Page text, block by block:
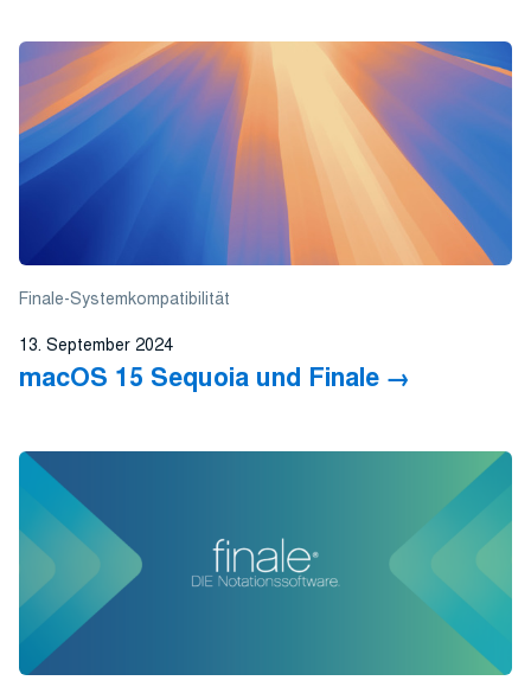
Finale-Systemkompatibilität
13. September 2024
macOS 15 Sequoia und Finale